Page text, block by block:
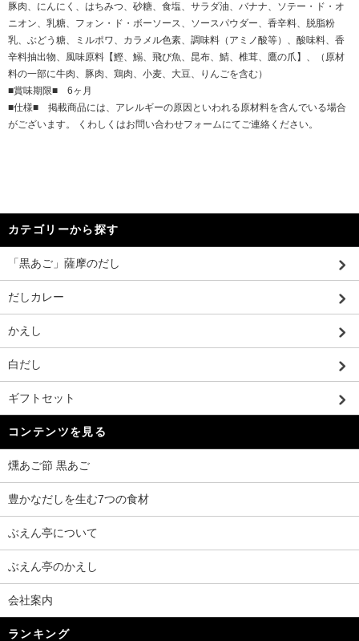
豚肉、にんにく、はちみつ、砂糖、食塩、サラダ油、バナナ、ソテー・ド・オ
ニオン、乳糖、フォン・ド・ボーソース、ソースパウダー、香辛料、脱脂粉
乳、ぶどう糖、ミルポワ、カラメル色素、調味料（アミノ酸等）、酸味料、香
辛料抽出物、風味原料【鰹、鰯、飛び魚、昆布、鯖、椎茸、鷹の爪】、（原材
料の一部に牛肉、豚肉、鶏肉、小麦、大豆、りんごを含む）
■賞味期限■ 6ヶ月
■仕様■ 掲載商品には、アレルギーの原因といわれる原材料を含んでいる場合
がございます。 くわしくはお問い合わせフォームにてご連絡ください。
カテゴリーから探す
「黒あご」薩摩のだし
だしカレー
かえし
白だし
ギフトセット
コンテンツを見る
燻あご節 黒あご
豊かなだしを生む7つの食材
ぶえん亭について
ぶえん亭のかえし
会社案内
ランキング